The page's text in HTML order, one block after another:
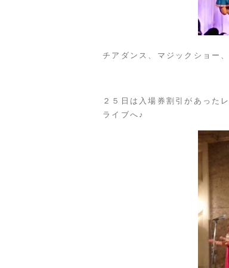
チアダンス、マジックショー
２５日は入場券割引があった
ライブへ♪